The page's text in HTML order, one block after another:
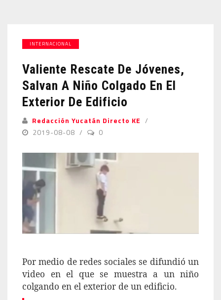
INTERNACIONAL
Valiente Rescate De Jóvenes,
Salvan A Niño Colgado En El
Exterior De Edificio
Redacción Yucatán Directo KE
2019-08-08
0
Por medio de redes sociales se difundió un
video en el que se muestra a un niño
colgando en el exterior de un edificio.